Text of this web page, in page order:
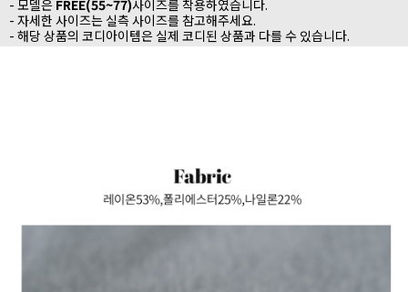
- 모델은 FREE(55~77)사이즈를 착용하였습니다.
- 자세한 사이즈는 실측 사이즈를 참고해주세요.
- 해당 상품의 코디아이템은 실제 코디된 상품과 다를 수 있습니다.